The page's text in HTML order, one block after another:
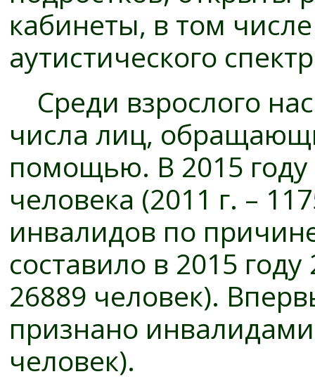
кабинеты, в том
аутистического
Среди взрослого
числа лиц,
помощью. В 2015 году
человека (2011 г. –
инвалидов по
составило в 2015
26889 человек).
признано инвалидами
человек).